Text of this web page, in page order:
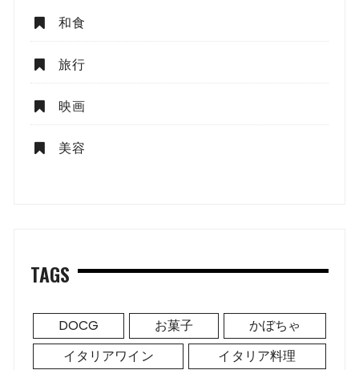
和食
旅行
映画
美容
TAGS
DOCG お菓子
かぼちゃ
イタリアワイン
イタリア料理